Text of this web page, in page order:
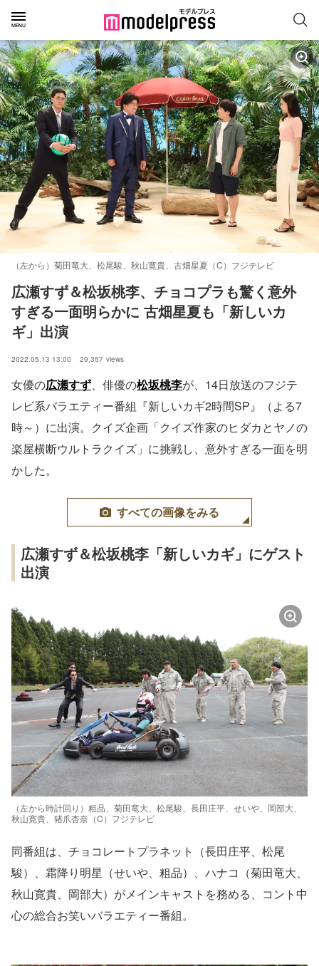
（左から）菊田竜大、松尾駿、秋山寛貴、古畑星夏（C）フジテレビ
広瀬すず＆松坂桃李、チョコプラも驚く意外
すぎる一面明らかに 古畑星夏も「新しいカ
ギ」出演
2022.05.13 13:00 29,357 views
女優の広瀬すず、俳優の松坂桃李が、14日放送のフジテ
レビ系バラエティー番組『新しいカギ2時間SP』（よる7
時～）に出演。クイズ企画「クイズ作家のヒダカとヤノの
楽屋横断ウルトラクイズ」に挑戦し、意外すぎる一面を明
かした。
すべての画像をみる
広瀬すず＆松坂桃李「新しいカギ」にゲスト
出演
（左から時計回り）粗品、菊田竜大、松尾駿、長田庄平、せいや、岡部大、
秋山寛貴、猪爪杏奈（C）フジテレビ
同番組は、チョコレートプラネット（長田庄平、松尾
駿）、霜降り明星（せいや、粗品）、ハナコ（菊田竜大、
秋山寛貴、岡部大）がメインキャストを務める、コント中
心の総合お笑いバラエティー番組。